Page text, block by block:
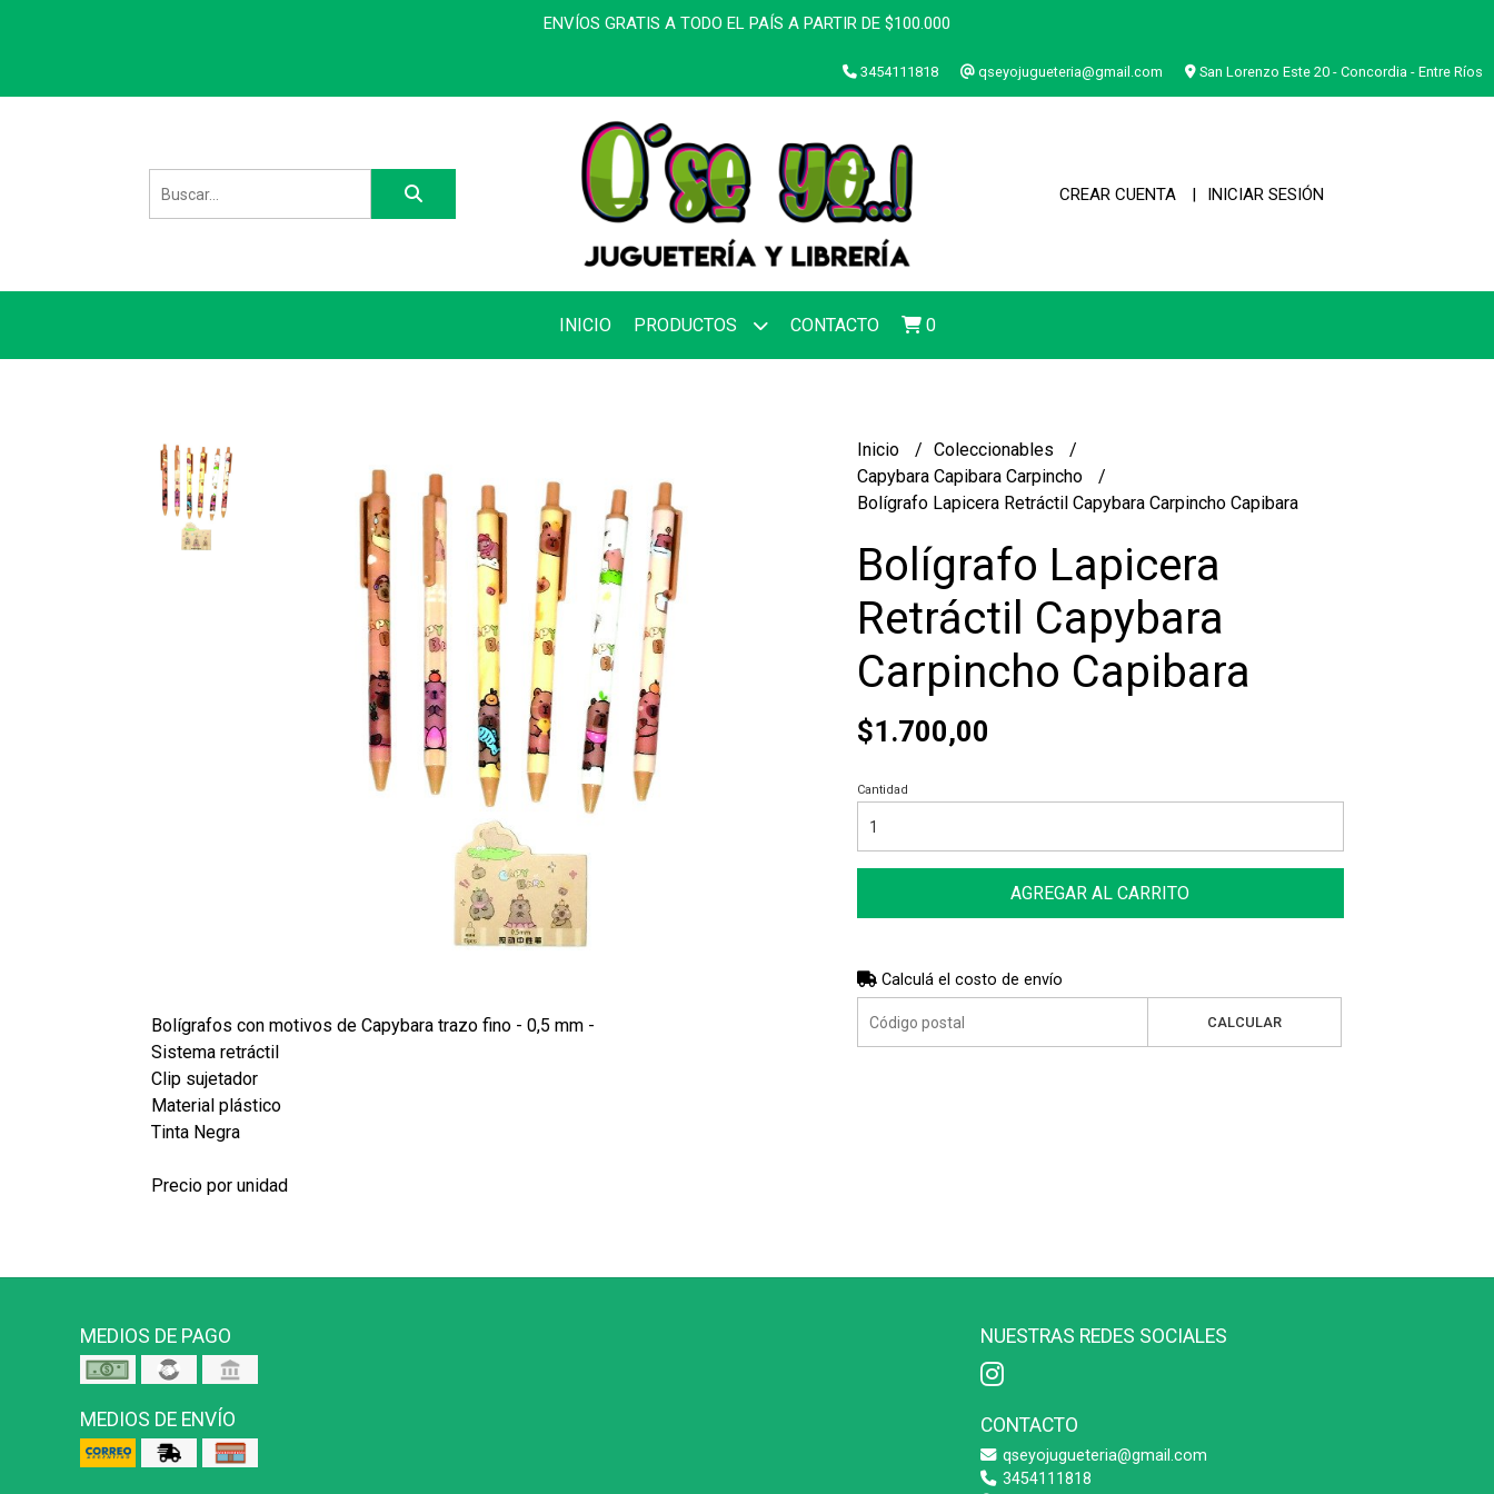
ENVÍOS GRATIS A TODO EL PAÍS A PARTIR DE $100.000
3454111818 qseyojugueteria@gmail.com San Lorenzo Este 20 - Concordia - Entre Ríos
CREAR CUENTA INICIAR SESIÓN
INICIO PRODUCTOS CONTACTO 0
Bolígrafos con motivos de Capybara trazo fino - 0,5 mm -
Sistema retráctil
Clip sujetador
Material plástico
Tinta Negra
Precio por unidad
Inicio
Coleccionables
Capybara Capibara Carpincho
Bolígrafo Lapicera Retráctil Capybara Carpincho Capibara
Bolígrafo Lapicera
Retráctil Capybara
Carpincho Capibara
$1.700,00
Cantidad
AGREGAR AL CARRITO
Calculá el costo de envío
CALCULAR
MEDIOS DE PAGO
MEDIOS DE ENVÍO
NUESTRAS REDES SOCIALES
CONTACTO
qseyojugueteria@gmail.com
3454111818